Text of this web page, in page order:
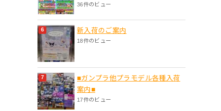
36件のビュー
新入荷のご案内
18件のビュー
■ガンプラ他プラモデル各種入荷
案内■
17件のビュー